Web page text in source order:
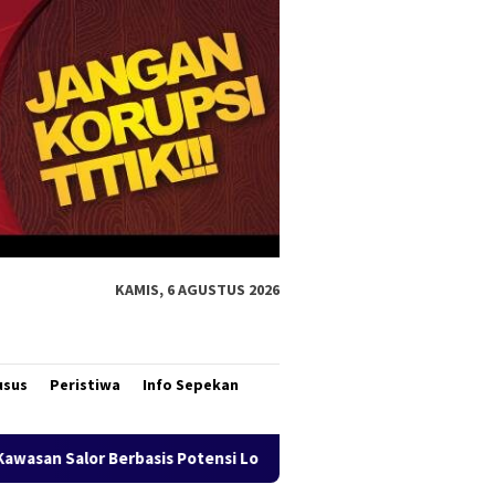
KAMIS, 6 AGUSTUS 2026
Peristiwa Info Sepekan
Lokal Bank Mandiri Region XII Hadirkan Livin’